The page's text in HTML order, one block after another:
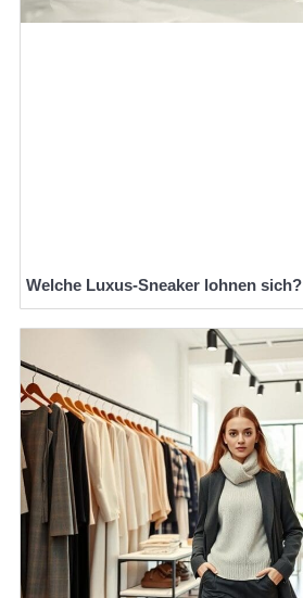
Welche Luxus-Sneaker lohnen sich?